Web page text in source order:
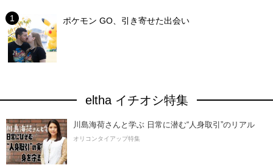
ポケモン GO、引き寄せた出会い
eltha イチオシ特集
川島海荷さんと学ぶ 日常に潜む“人身取引”のリアル
オリコンタイアップ特集